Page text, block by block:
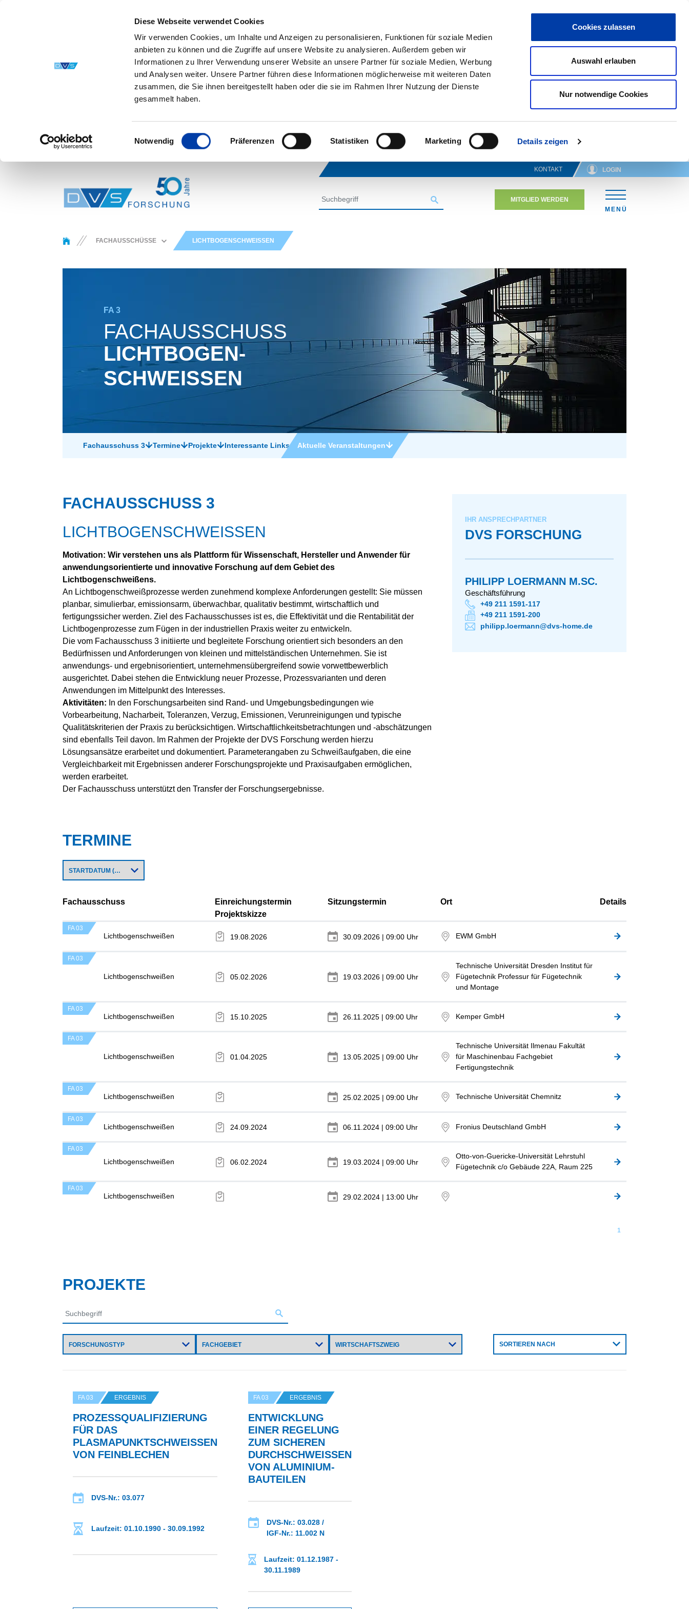
Diese Webseite verwendet Cookies
Wir verwenden Cookies, um Inhalte und Anzeigen zu personalisieren, Funktionen für soziale Medien
anbieten zu können und die Zugriffe auf unsere Website zu analysieren. Außerdem geben wir
Informationen zu Ihrer Verwendung unserer Website an unsere Partner für soziale Medien, Werbung
und Analysen weiter. Unsere Partner führen diese Informationen möglicherweise mit weiteren Daten
zusammen, die Sie ihnen bereitgestellt haben oder die sie im Rahmen Ihrer Nutzung der Dienste
gesammelt haben.
Einwilligungsauswahl
Notwendig Präferenzen Statistiken Marketing Details zeigen
Cookies zulassen
Auswahl erlauben
Nur notwendige Cookies
KONTAKT LOGIN
SUCHEN
MITGLIED WERDEN
MENÜ
You are here:FACHAUSSCHÜSSE
TECHNIK
WIDERSTANDS­SCHWEISSEN
SONDER­SCHWEISS­V
ERFAHREN
STRAHL­VERFAHREN
LÖTEN UND DIFFUSIONS­
FESTIGKEIT
MIKRO­VERBINDUNGS­
SCHNEIDTECHNIK
UMWELT­SCHUTZ
UNTERWASSER­TECHNIK
LICHTBOGEN­SCHWEISSEN
FA 3
FACHAUSSCHUSS
LICHTBOGEN­
SCHWEISSEN
Fachausschuss 3 Termine Projekte Interessante Links Aktuelle Veranstaltungen
FACHAUSSCHUSS 3
LICHTBOGENSCHWEISSEN
Motivation: Wir verstehen uns als Plattform für Wissenschaft, Hersteller und Anwender für
anwendungsorientierte und innovative Forschung auf dem Gebiet des
Lichtbogenschweißens.
An Lichtbogenschweißprozesse werden zunehmend komplexe Anforderungen gestellt: Sie müssen
planbar, simulierbar, emissionsarm, überwachbar, qualitativ bestimmt, wirtschaftlich und
fertigungssicher werden. Ziel des Fachausschusses ist es, die Effektivität und die Rentabilität der
Lichtbogenprozesse zum Fügen in der industriellen Praxis weiter zu entwickeln.
Die vom Fachausschuss 3 initiierte und begleitete Forschung orientiert sich besonders an den
Bedürfnissen und Anforderungen von kleinen und mittelständischen Unternehmen. Sie ist
anwendungs- und ergebnisorientiert, unternehmensübergreifend sowie vorwettbewerblich
ausgerichtet. Dabei stehen die Entwicklung neuer Prozesse, Prozessvarianten und deren
Anwendungen im Mittelpunkt des Interesses.
Aktivitäten: In den Forschungsarbeiten sind Rand- und Umgebungsbedingungen wie
Vorbearbeitung, Nacharbeit, Toleranzen, Verzug, Emissionen, Verunreinigungen und typische
Qualitätskriterien der Praxis zu berücksichtigen. Wirtschaftlichkeitsbetrachtungen und -abschätzungen
sind ebenfalls Teil davon. Im Rahmen der Projekte der DVS Forschung werden hierzu
Lösungsansätze erarbeitet und dokumentiert. Parameterangaben zu Schweißaufgaben, die eine
Vergleichbarkeit mit Ergebnissen anderer Forschungsprojekte und Praxisaufgaben ermöglichen,
werden erarbeitet.
Der Fachausschuss unterstützt den Transfer der Forschungsergebnisse.
IHR ANSPRECHPARTNER
DVS FORSCHUNG
PHILIPP LOERMANN M.SC.
Geschäftsführung
+49 211 1591-117
+49 211 1591-200
philipp.loermann@dvs-home.de
TERMINE
Fachausschuss
Einreichungstermin
Projektskizze
Sitzungstermin Ort Details
FA 03
Lichtbogenschweißen 19.08.2026 30.09.2026 | 09:00 Uhr EWM GmbH
FA 03
Lichtbogenschweißen 05.02.2026 19.03.2026 | 09:00 Uhr
Technische Universität Dresden Institut für
Fügetechnik Professur für Fügetechnik
und Montage
FA 03
Lichtbogenschweißen 15.10.2025 26.11.2025 | 09:00 Uhr Kemper GmbH
FA 03
Lichtbogenschweißen 01.04.2025 13.05.2025 | 09:00 Uhr
Technische Universität Ilmenau Fakultät
für Maschinenbau Fachgebiet
Fertigungstechnik
FA 03
Lichtbogenschweißen 25.02.2025 | 09:00 Uhr Technische Universität Chemnitz
FA 03
Lichtbogenschweißen 24.09.2024 06.11.2024 | 09:00 Uhr Fronius Deutschland GmbH
FA 03
Lichtbogenschweißen 06.02.2024 19.03.2024 | 09:00 Uhr
Otto-von-Guericke-Universität Lehrstuhl
Fügetechnik c/o Gebäude 22A, Raum 225
FA 03
Lichtbogenschweißen 29.02.2024 | 13:00 Uhr
1
PROJEKTE
SORTIEREN NACH
FA 03 ERGEBNIS
PROZESSQUALIFIZIERUNG
FÜR DAS
PLASMAPUNKTSCHWEISSEN V
ON FEINBLECHEN
DVS-Nr.: 03.077
Laufzeit: 01.10.1990 - 30.09.1992
FA 03 ERGEBNIS
ENTWICKLUNG
EINER REGELUNG
ZUM SICHEREN
DURCHSCHWEISSEN V
ON ALUMINIUM-B
AUTEILEN
DVS-Nr.: 03.028 /
IGF-Nr.: 11.002 N
Laufzeit: 01.12.1987 -
30.11.1989